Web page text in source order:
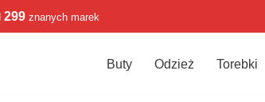
299 znanych marek
Buty Odzież Torebki